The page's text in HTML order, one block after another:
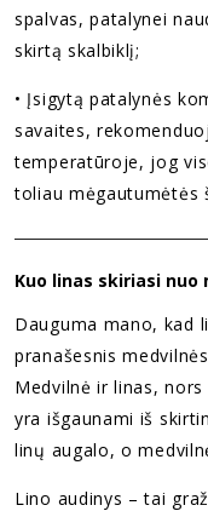
spalvas, patalynei
skirtą skalbiklį;
• Įsigytą patalynės
savaites,
temperatūroje, jog
toliau mėgautumėtės
Kuo linas skiriasi nuo
Dauguma mano, kad
pranašesnis
Medvilnė ir linas,
yra išgaunami iš
linų augalo, o
Lino audinys – tai